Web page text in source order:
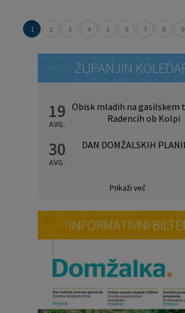
1 2 3 4 5 6 7 8 9
ŽUPANJIN
19
AVG.
Obisk mladih na gasilskem
Radencih ob Kolpi
30
AVG.
DAN DOMŽALSKIH
Prikaži več
INFORMATIVNI